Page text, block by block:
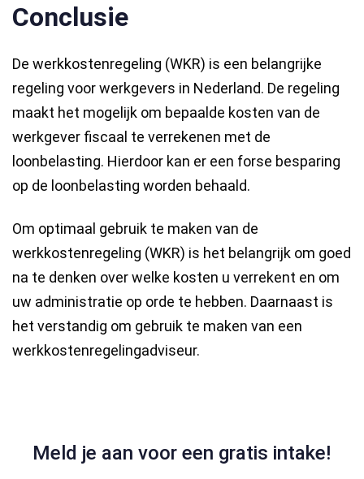
Conclusie
De werkkostenregeling (WKR) is een belangrijke
regeling voor werkgevers in Nederland. De regeling
maakt het mogelijk om bepaalde kosten van de
werkgever fiscaal te verrekenen met de
loonbelasting. Hierdoor kan er een forse besparing
op de loonbelasting worden behaald.
Om optimaal gebruik te maken van de
werkkostenregeling (WKR) is het belangrijk om goed
na te denken over welke kosten u verrekent en om
uw administratie op orde te hebben. Daarnaast is
het verstandig om gebruik te maken van een
werkkostenregelingadviseur.
Meld je aan voor een gratis intake!